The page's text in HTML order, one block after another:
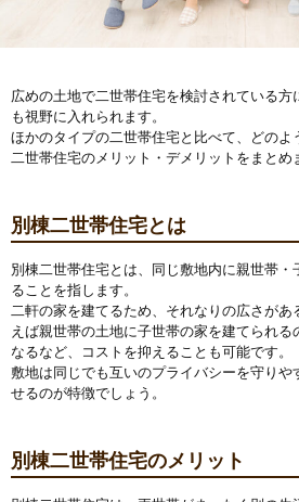
広めの土地で二世帯住宅を検討されている方
も視野に入れられます。
ほかのタイプの二世帯住宅と比べて、どのよ
二世帯住宅のメリット・デメリットをまとめ
別棟二世帯住宅とは
別棟二世帯住宅とは、同じ敷地内に親世帯・
ることを指します。
二軒の家を建てるため、それなりの広さがあ
えば親世帯の土地に子世帯の家を建てられる
なるなど、コストを抑えることも可能です。
敷地は同じでも互いのプライバシーを守りや
せるのが特徴でしょう。
別棟二世帯住宅のメリット